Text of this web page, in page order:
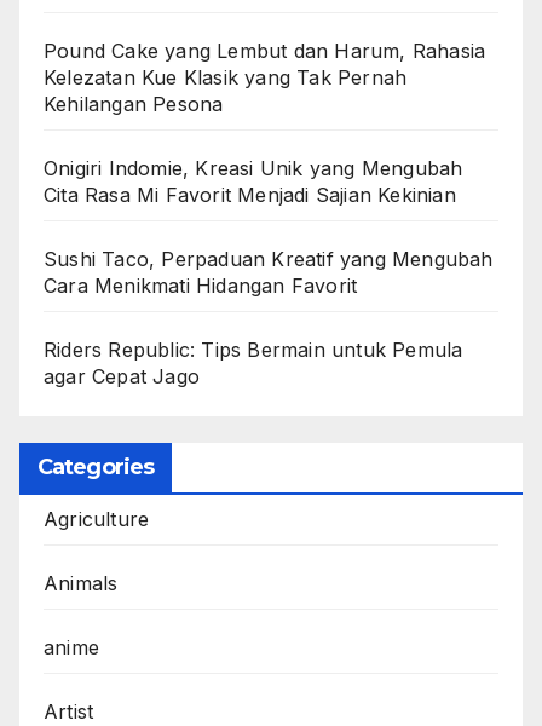
Pound Cake yang Lembut dan Harum, Rahasia
Kelezatan Kue Klasik yang Tak Pernah
Kehilangan Pesona
Onigiri Indomie, Kreasi Unik yang Mengubah
Cita Rasa Mi Favorit Menjadi Sajian Kekinian
Sushi Taco, Perpaduan Kreatif yang Mengubah
Cara Menikmati Hidangan Favorit
Riders Republic: Tips Bermain untuk Pemula
agar Cepat Jago
Categories
Agriculture
Animals
anime
Artist